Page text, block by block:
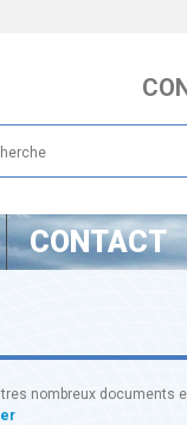
CONTACT
nombreux documents